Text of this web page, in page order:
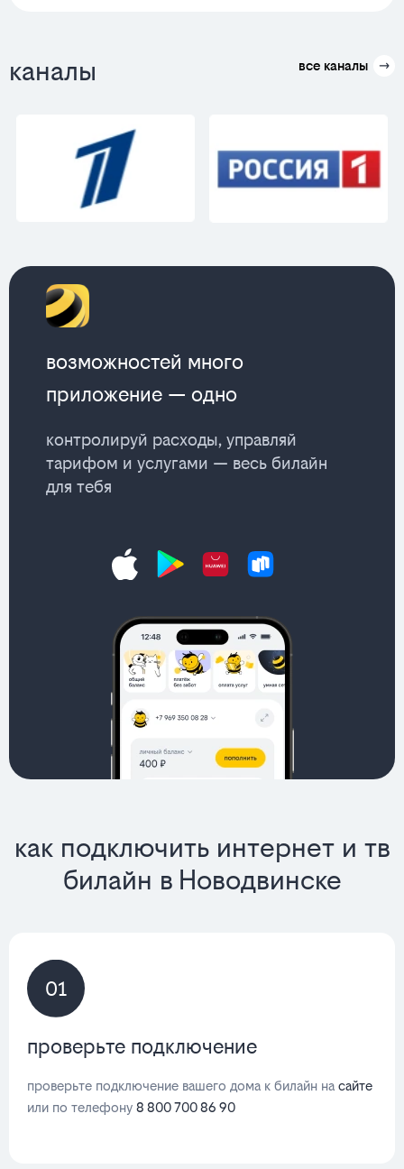
каналы все каналы
возможностей много
приложение — одно
контролируй расходы, управляй
тарифом и услугами — весь билайн
для тебя
как подключить интернет и тв
билайн в Новодвинске
01
проверьте подключение
проверьте подключение вашего дома к билайн на сайте
или по телефону 8 800 700 86 90